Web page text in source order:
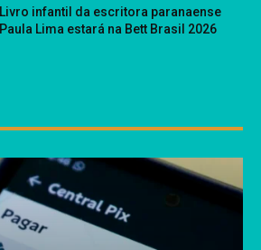
Livro infantil da escritora paranaense
Paula Lima estará na Bett Brasil 2026